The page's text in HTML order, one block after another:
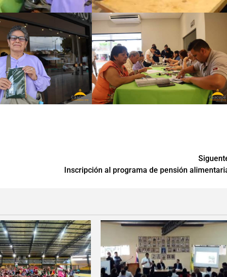
Inscripción al programa de pensión